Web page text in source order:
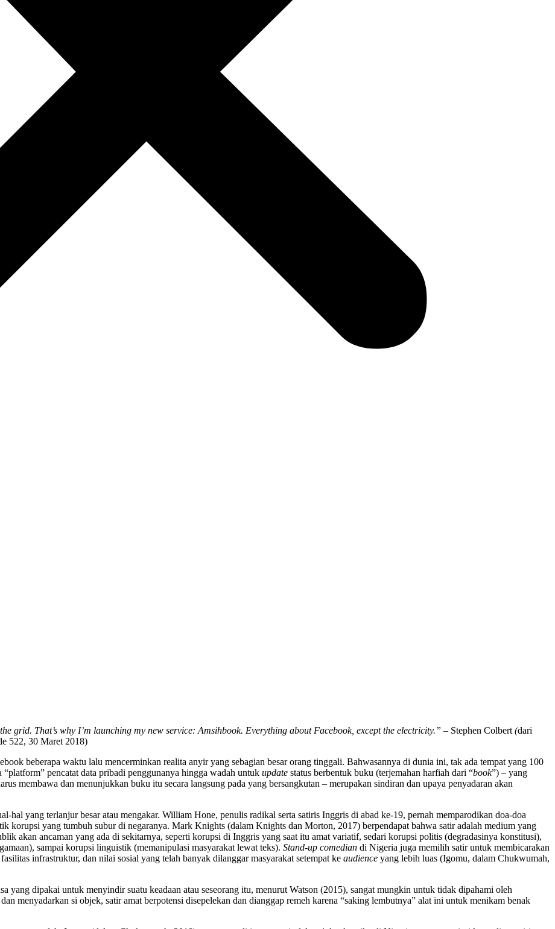
grid. That’s why I’m launching my new service: Amsihbook. Everything about Facebook, except the electricity.” – Stephen Colbert (dari
522, 30 Maret 2018)
beberapa waktu lalu mencerminkan realita anyir yang sebagian besar orang tinggali. Bahwasannya di dunia ini, tak ada tempat yang 100
pencatat data pribadi penggunanya hingga wadah untuk update status berbentuk buku (terjemahan harfiah dari “book”) – yang
membawa dan menunjukkan buku itu secara langsung pada yang bersangkutan – merupakan sindiran dan upaya penyadaran akan
hal yang terlanjur besar atau mengakar. William Hone, penulis radikal serta satiris Inggris di abad ke-19, pernah memparodikan doa-doa
korupsi yang tumbuh subur di negaranya. Mark Knights (dalam Knights dan Morton, 2017) berpendapat bahwa satir adalah medium yang
akan ancaman yang ada di sekitarnya, seperti korupsi di Inggris yang saat itu amat variatif, sedari korupsi politis (degradasinya konstitusi),
sampai korupsi linguistik (memanipulasi masyarakat lewat teks). Stand-up comedian di Nigeria juga memilih satir untuk membicarakan
infrastruktur, dan nilai sosial yang telah banyak dilanggar masyarakat setempat ke audience yang lebih luas (Igomu, dalam Chukwumah,
yang dipakai untuk menyindir suatu keadaan atau seseorang itu, menurut Watson (2015), sangat mungkin untuk tidak dipahami oleh
menyadarkan si objek, satir amat berpotensi disepelekan dan dianggap remeh karena “saking lembutnya” alat ini untuk menikam benak